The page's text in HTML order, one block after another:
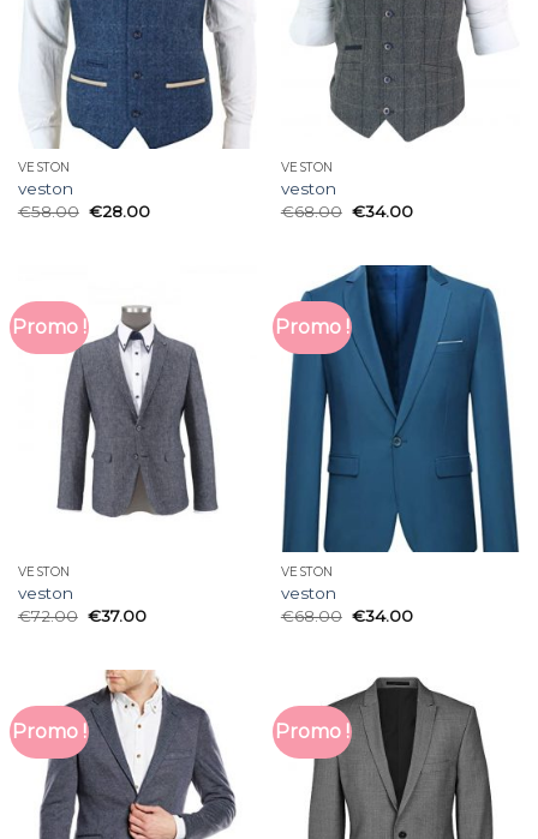
VESTON
veston
€58.00 €28.00
VESTON
veston
€68.00 €34.00
Promo !
VESTON
veston
€72.00 €37.00
Promo !
VESTON
veston
€68.00 €34.00
Promo ! Promo !